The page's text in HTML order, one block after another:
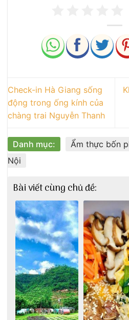
Check-in Hà Giang sống
động trong ống kính của
chàng trai Nguyễn Thanh
Danh mục: Ẩm thực bốn
Nội
Bài viết cùng chủ đề: